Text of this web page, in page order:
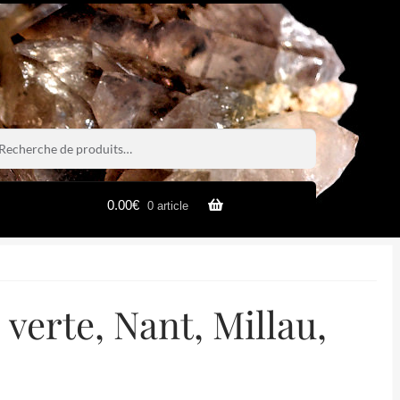
0.00€ 0 article
Nant, Millau,